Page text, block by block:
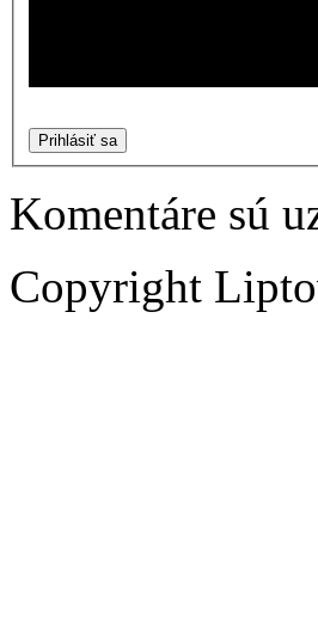
Prihlásiť sa
Komentáre sú
Copyright